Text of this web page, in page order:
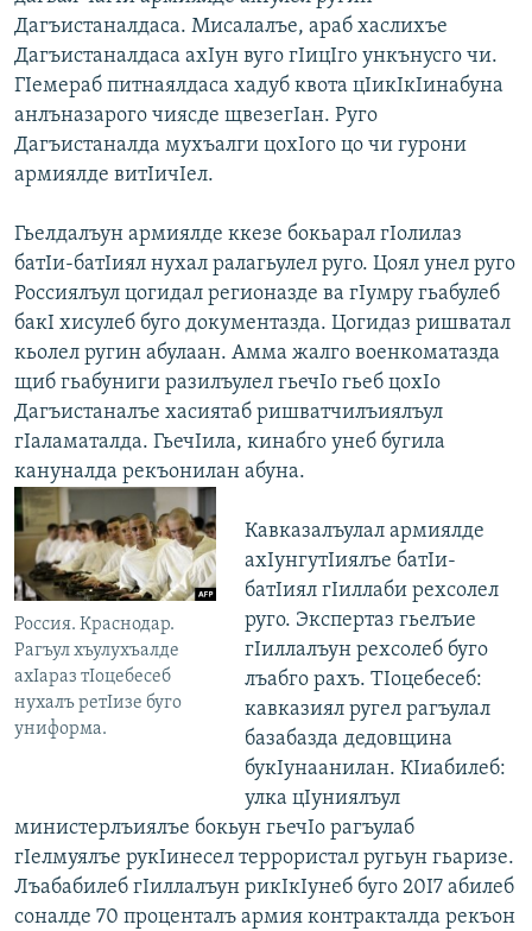
Дагъистаналдаса. Мисалалъе, араб хаслихъе
Дагъистаналдаса ахIун вуго гIицIго ункънусго чи.
ГIемераб питнаялдаса хадуб квота цIикIкIинабуна
анлъназарого чиясде щвезегIан. Руго
Дагъистаналда мухъалги цохIого цо чи гурони
армиялде витIичIел.
Гьелдалъун армиялде ккезе бокьарал гIолилаз
батIи-батIиял нухал ралагьулел руго. Цоял унел руго
Россиялъул цогидал регионазде ва гIумру гьабулеб
бакI хисулеб буго документазда. Цогидаз ришватал
кьолел ругин абулаан. Амма жалго военкоматазда
щиб гьабуниги разилъулел гьечIо гьеб цохIо
Дагъистаналъе хасиятаб ришватчилъиялъул
гIаламаталда. ГьечIила, кинабго унеб бугила
кануналда рекъонилан абуна.
Россия. Краснодар.
Рагъул хъулухъалде
ахIараз тIоцебесеб
нухалъ ретIизе буго
униформа.
Кавказалъулал армиялде
ахIунгутIиялъе батIи-
батIиял гIиллаби рехсолел
руго. Экспертаз гьелъие
гIиллалъун рехсолеб буго
лъабго рахъ. ТIоцебесеб:
кавказиял ругел рагъулал
базабазда дедовщина
букIунаанилан. КIиабилеб:
улка цIуниялъул
министерлъиялъе бокьун гьечIо рагъулаб
гIелмуялъе рукIинесел террористал ругьун гьаризе.
Лъабабилеб гIиллалъун рикIкIунеб буго 20I7 абилеб
соналде 70 проценталъ армия контракталда рекъон